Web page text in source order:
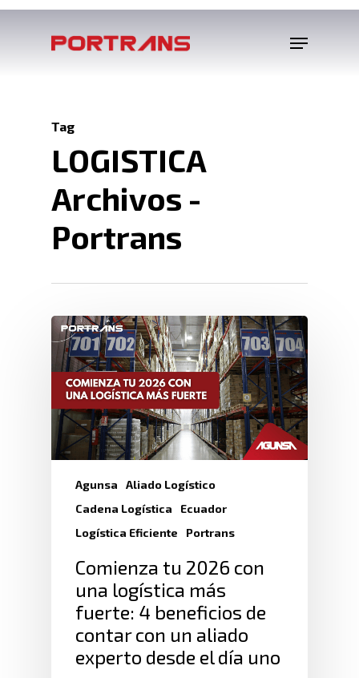
Tag
LOGISTICA
Archivos -
Portrans
Agunsa
Aliado Logístico
Cadena Logística
Ecuador
Logística Eficiente
Portrans
Comienza tu 2026 con
una logística más
fuerte: 4 beneficios de
contar con un aliado
experto desde el día uno